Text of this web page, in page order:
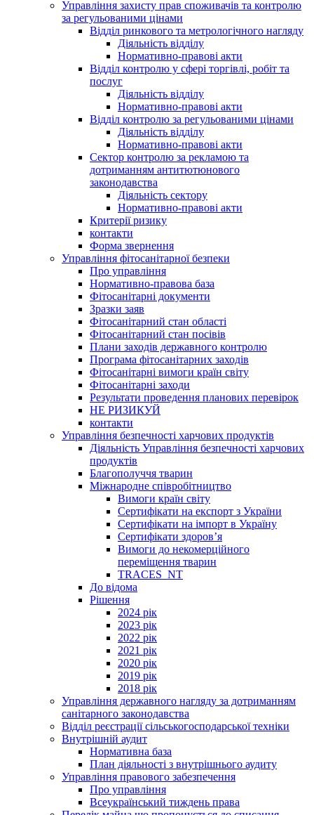
Управління захисту прав споживачів та контролю
за регульованими цінами
Відділ ринкового та метрологічного нагляду
Діяльність відділу
Нормативно-правові акти
Відділ контролю у сфері торгівлі, робіт та
послуг
Діяльність відділу
Нормативно-правові акти
Відділ контролю за регульованими цінами
Діяльність відділу
Нормативно-правові акти
Сектор контролю за рекламою та
дотриманням антитютюнового
законодавства
Діяльність сектору
Нормативно-правові акти
Критерії ризику
контакти
Форма звернення
Управління фітосанітарної безпеки
Про управління
Нормативно-правова база
Фітосанітарні документи
Зразки заяв
Фітосанітарний стан області
Фітосанітарний стан посівів
Плани заходів державного контролю
Програма фітосанітарних заходів
Фітосанітарні вимоги країн світу
Фітосанітарні заходи
Результати проведення планових перевірок
НЕ РИЗИКУЙ
контакти
Управління безпечності харчових продуктів
Діяльність Управління безпечності харчових
продуктів
Благополуччя тварин
Міжнародне співробітництво
Вимоги країн світу
Сертифікати на експорт з України
Сертифікати на імпорт в Україну
Сертифікати здоров’я
Вимоги до некомерційного
переміщення тварин
TRACES_NT
До відома
Рішення
2024 рік
2023 рік
2022 рік
2021 рік
2020 рік
2019 рік
2018 рік
Управління державного нагляду за дотриманням
санітарного законодавства
Відділ реєстрації сільськогосподарської техніки
Внутрішній аудит
Нормативна база
План діяльності з внутрішнього аудиту
Управління правового забезпечення
Про управління
Всеукраїнський тиждень права